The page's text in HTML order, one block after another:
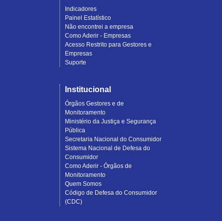
Indicadores
Painel Estatístico
Não encontrei a empresa
Como Aderir - Empresas
Acesso Restrito para Gestores e
Empresas
Suporte
Institucional
Órgãos Gestores e de
Monitoramento
Ministério da Justiça e Segurança
Pública
Secretaria Nacional do Consumidor
Sistema Nacional de Defesa do
Consumidor
Como Aderir - Órgãos de
Monitoramento
Quem Somos
Código de Defesa do Consumidor
(CDC)